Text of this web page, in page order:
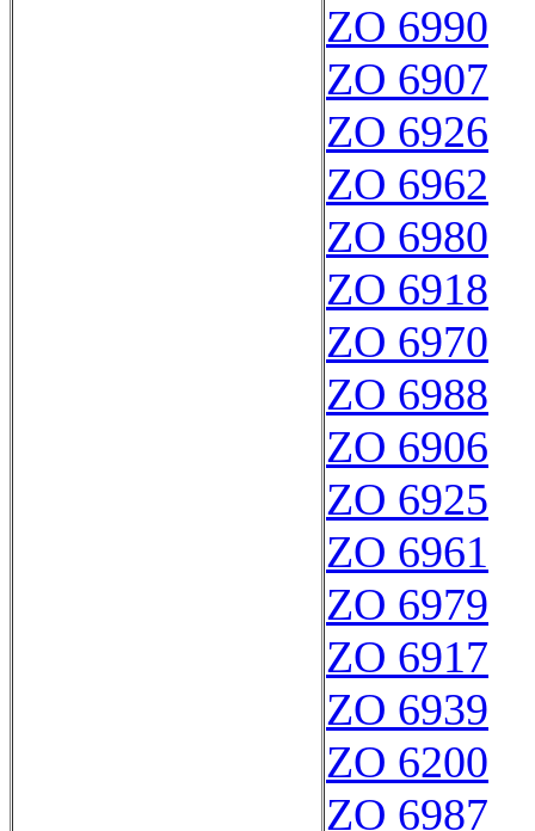
ZO 6990
ZO 6907
ZO 6926
ZO 6962
ZO 6980
ZO 6918
ZO 6970
ZO 6988
ZO 6906
ZO 6925
ZO 6961
ZO 6979
ZO 6917
ZO 6939
ZO 6200
ZO 6987